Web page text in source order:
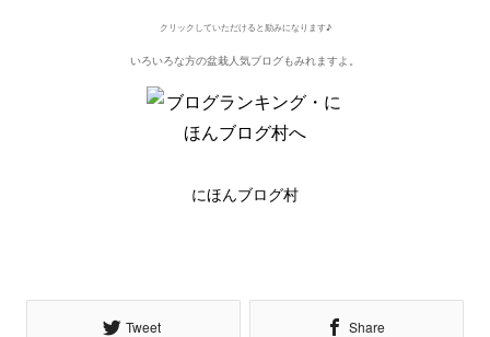
クリックしていただけると励みになります♪
いろいろな方の盆栽人気ブログもみれますよ。
にほんブログ村
Tweet Share